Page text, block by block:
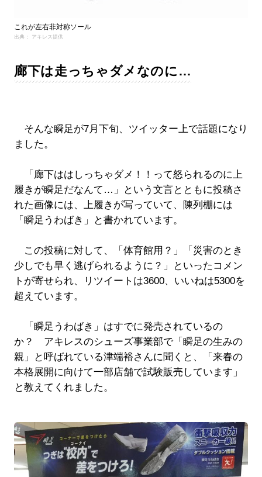
これが左右非対称ソール
出典： アキレス提供
廊下は走っちゃダメなのに…
そんな瞬足が7月下旬、ツイッター上で話題になり
ました。
「廊下ははしっちゃダメ！！って怒られるのに上
履きが瞬足だなんて…」という文言とともに投稿さ
れた画像には、上履きが写っていて、陳列棚には
「瞬足うわばき」と書かれています。
この投稿に対して、「体育館用？」「災害のとき
少しでも早く逃げられるように？」といったコメン
トが寄せられ、リツイートは3600、いいねは5300を
超えています。
「瞬足うわばき」はすでに発売されているの
か？ アキレスのシューズ事業部で「瞬足の生みの
親」と呼ばれている津端裕さんに聞くと、「来春の
本格展開に向けて一部店舗で試験販売しています」
と教えてくれました。